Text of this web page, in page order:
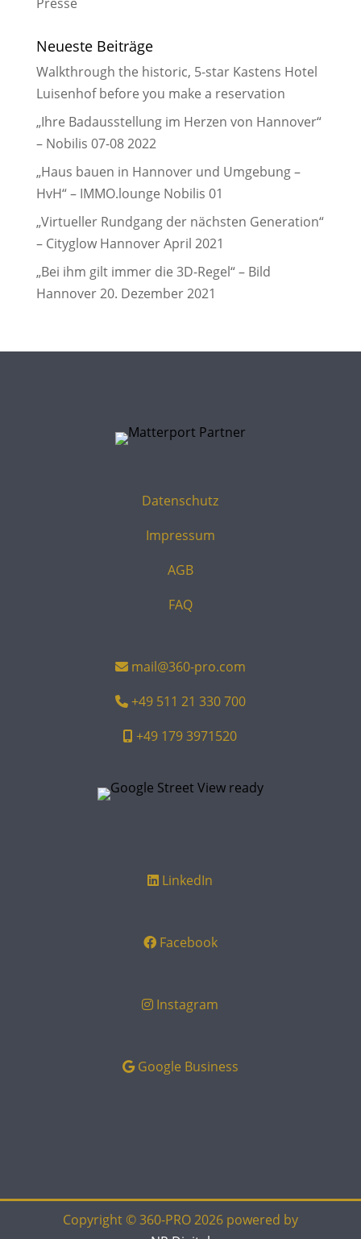
Presse
Neueste Beiträge
Walkthrough the historic, 5-star Kastens Hotel
Luisenhof before you make a reservation
„Ihre Badausstellung im Herzen von Hannover“
– Nobilis 07-08 2022
„Haus bauen in Hannover und Umgebung –
HvH“ – IMMO.lounge Nobilis 01
„Virtueller Rundgang der nächsten Generation“
– Cityglow Hannover April 2021
„Bei ihm gilt immer die 3D-Regel“ – Bild
Hannover 20. Dezember 2021
Datenschutz
Impressum
AGB
FAQ
mail@360-pro.com
+49 511 21 330 700
+49 179 3971520
LinkedIn
Facebook
Instagram
Google Business
Copyright © 360-PRO 2026 powered by